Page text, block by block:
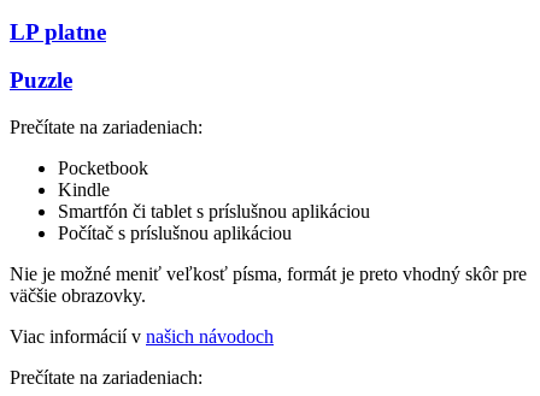
LP platne
Puzzle
Prečítate na zariadeniach:
Pocketbook
Kindle
Smartfón či tablet s príslušnou aplikáciou
Počítač s príslušnou aplikáciou
Nie je možné meniť veľkosť písma, formát je preto vhodný skôr pre
väčšie obrazovky.
Viac informácií v našich návodoch
Prečítate na zariadeniach: